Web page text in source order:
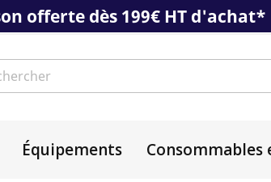
offerte dès 199€ HT d'achat*
Équipements Consommables